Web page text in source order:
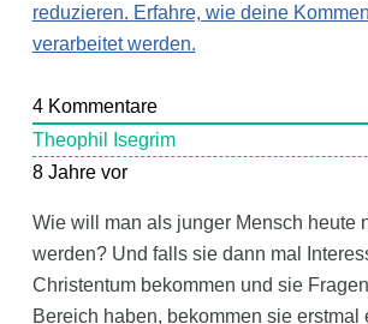
reduzieren. Erfahre, wie deine
verarbeitet werden.
4Kommentare
Theophil Isegrim
8 Jahre vor
Wie will man als junger Mensch heute
werden? Und falls sie dann mal
Christentum bekommen und sie
Bereich haben, bekommen sie erstmal